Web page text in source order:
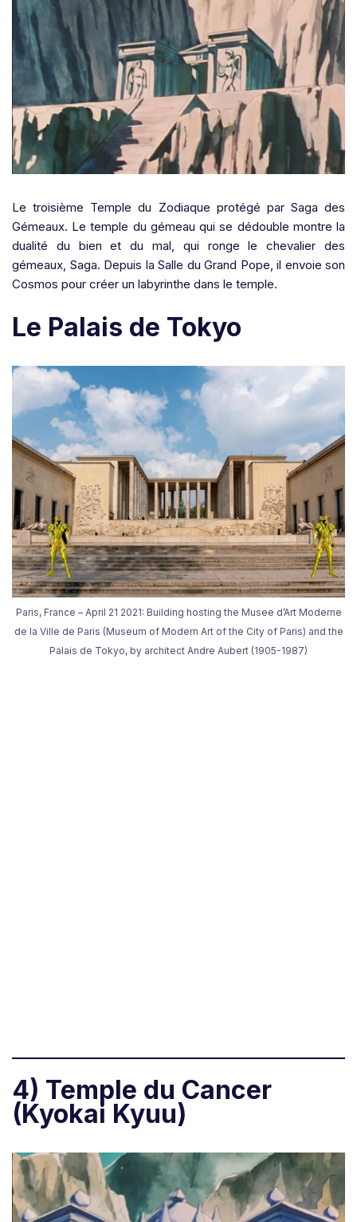
Le troisième Temple du Zodiaque protégé par Saga des
Gémeaux. Le temple du gémeau qui se dédouble montre la
dualité du bien et du mal, qui ronge le chevalier des
gémeaux, Saga. Depuis la Salle du Grand Pope, il envoie son
Cosmos pour créer un labyrinthe dans le temple.
Le Palais de Tokyo
Paris, France – April 21 2021: Building hosting the Musee d’Art Moderne
de la Ville de Paris (Museum of Modern Art of the City of Paris) and the
Palais de Tokyo, by architect Andre Aubert (1905-1987)
4) Temple du Cancer
(Kyokai Kyuu)